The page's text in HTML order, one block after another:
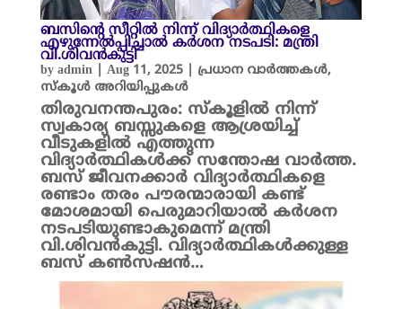
ബസിന്റെ സീറ്റിൽ നിന്ന് വിദ്യാർത്ഥികളെ
എഴുന്നേൽപ്പിച്ചാൽ കർശന നടപടി: മന്ത്രി
വി.ശിവൻകുട്ടി
by admin| Aug 11, 2025| പ്രധാന വാർത്തകൾ,
സ്കൂൾ അറിയിപ്പുകൾ
തിരുവനന്തപുരം: സ്കൂളിൽ നിന്ന്
സ്വകാര്യ ബസ്സുകളെ ആശ്രയിച്ച്
വീടുകളിൽ എത്തുന്ന
വിദ്യാർത്ഥികൾക്ക് സന്തോഷ വാർത്ത.
ബസ് ജീവനക്കാർ വിദ്യാർത്ഥികളെ
രണ്ടാം തരം പൗരന്മാരായി കണ്ട്
മോശമായി പെരുമാറിയാൽ കർശന
നടപടിയുണ്ടാകുമെന്ന് മന്ത്രി
വി.ശിവൻകുട്ടി. വിദ്യാർത്ഥികൾക്കുള്ള
ബസ് കൺസഷൻ…